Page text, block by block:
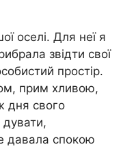
оселі. Для неї я
звідти свої
простір.
прим хливою,
дня свого
давала спокою